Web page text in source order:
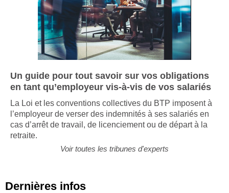
Un guide pour tout savoir sur vos obligations
en tant qu’employeur vis-à-vis de vos salariés
La Loi et les conventions collectives du BTP imposent à
l’employeur de verser des indemnités à ses salariés en
cas d’arrêt de travail, de licenciement ou de départ à la
retraite.
Voir toutes les tribunes d'experts
Dernières infos